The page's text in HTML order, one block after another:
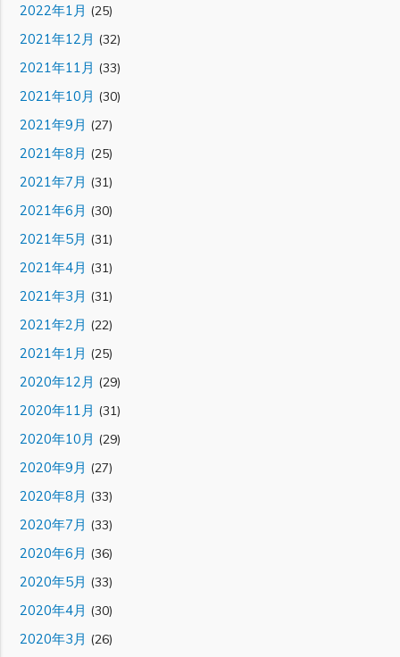
2022年1月 (25)
2021年12月 (32)
2021年11月 (33)
2021年10月 (30)
2021年9月 (27)
2021年8月 (25)
2021年7月 (31)
2021年6月 (30)
2021年5月 (31)
2021年4月 (31)
2021年3月 (31)
2021年2月 (22)
2021年1月 (25)
2020年12月 (29)
2020年11月 (31)
2020年10月 (29)
2020年9月 (27)
2020年8月 (33)
2020年7月 (33)
2020年6月 (36)
2020年5月 (33)
2020年4月 (30)
2020年3月 (26)